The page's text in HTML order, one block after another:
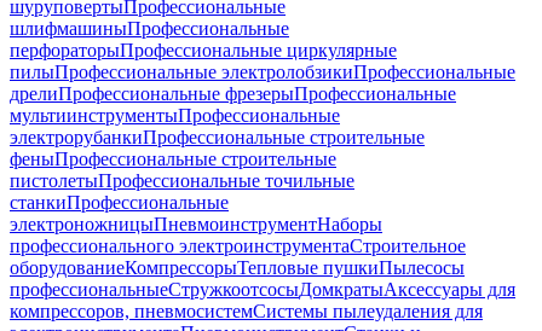
шуруповертыПрофессиональные
шлифмашиныПрофессиональные
перфораторыПрофессиональные циркулярные
пилыПрофессиональные электролобзикиПрофессиональные
дрелиПрофессиональные фрезерыПрофессиональные
мультиинструментыПрофессиональные
электрорубанкиПрофессиональные строительные
феныПрофессиональные строительные
пистолетыПрофессиональные точильные
станкиПрофессиональные
электроножницыПневмоинструментНаборы
профессионального электроинструментаСтроительное
оборудованиеКомпрессорыТепловые пушкиПылесосы
профессиональныеСтружкоотсосыДомкратыАксессуары для
компрессоров, пневмосистемСистемы пылеудаления для